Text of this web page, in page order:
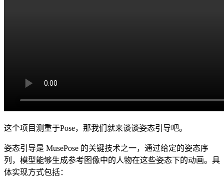
这个项目测重于Pose，那我们就来谈谈姿态引导吧。
姿态引导是 MusePose 的关键技术之一，通过给定的姿态序
列，模型能够生成参考图像中的人物在这些姿态下的动画。具
体实现方式包括：